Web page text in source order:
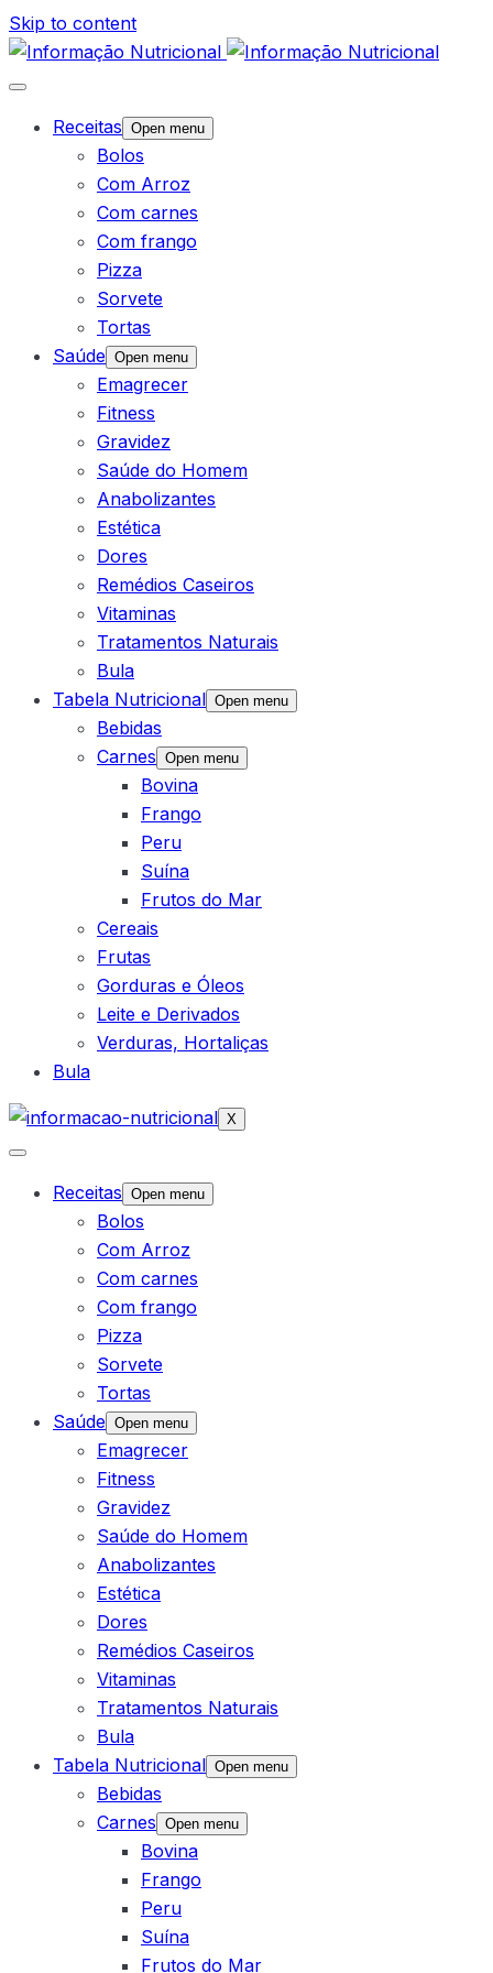
Skip to content
Receitas Open menu
Bolos
Com Arroz
Com carnes
Com frango
Pizza
Sorvete
Tortas
Saúde Open menu
Emagrecer
Fitness
Gravidez
Saúde do Homem
Anabolizantes
Estética
Dores
Remédios Caseiros
Vitaminas
Tratamentos Naturais
Bula
Tabela Nutricional Open menu
Bebidas
Carnes Open menu
Bovina
Frango
Peru
Suína
Frutos do Mar
Cereais
Frutas
Gorduras e Óleos
Leite e Derivados
Verduras, Hortaliças
Bula
X
Receitas Open menu
Bolos
Com Arroz
Com carnes
Com frango
Pizza
Sorvete
Tortas
Saúde Open menu
Emagrecer
Fitness
Gravidez
Saúde do Homem
Anabolizantes
Estética
Dores
Remédios Caseiros
Vitaminas
Tratamentos Naturais
Bula
Tabela Nutricional Open menu
Bebidas
Carnes Open menu
Bovina
Frango
Peru
Suína
Frutos do Mar